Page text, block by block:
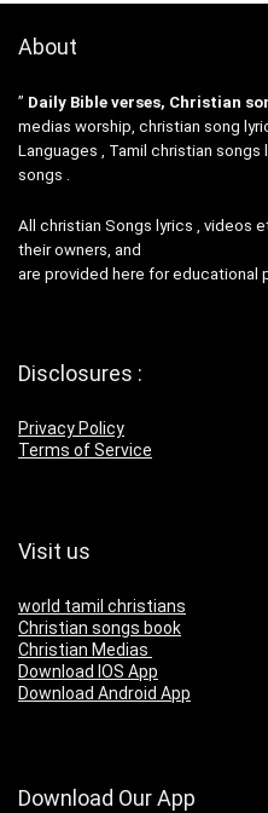
About
” Daily Bible verses, Christian
medias worship, christian song
Languages , Tamil christian songs
songs .
All christian Songs lyrics , videos
their owners, and
are provided here for educational
Disclosures :
Privacy Policy
Terms of Service
Visit us
world tamil christians
Christian songs book
Christian Medias
Download IOS App
Download Android App
Download Our App